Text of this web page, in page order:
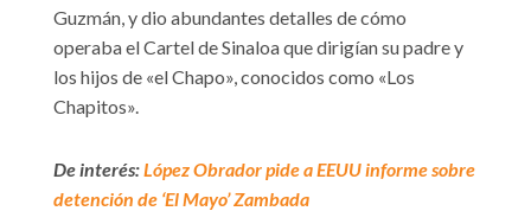
Guzmán, y dio abundantes detalles de cómo
operaba el Cartel de Sinaloa que dirigían su padre y
los hijos de «el Chapo», conocidos como «Los
Chapitos».
De interés:López Obrador pide a EEUU informe sobre
detención de ‘El Mayo’ Zambada